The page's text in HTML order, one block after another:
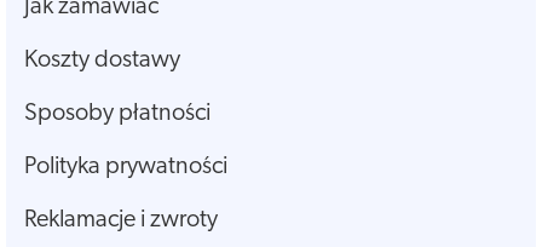
Jak zamawiać
Koszty dostawy
Sposoby płatności
Polityka prywatności
Reklamacje i zwroty